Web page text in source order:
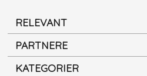
RELEVANT
PARTNERE
KATEGORIER